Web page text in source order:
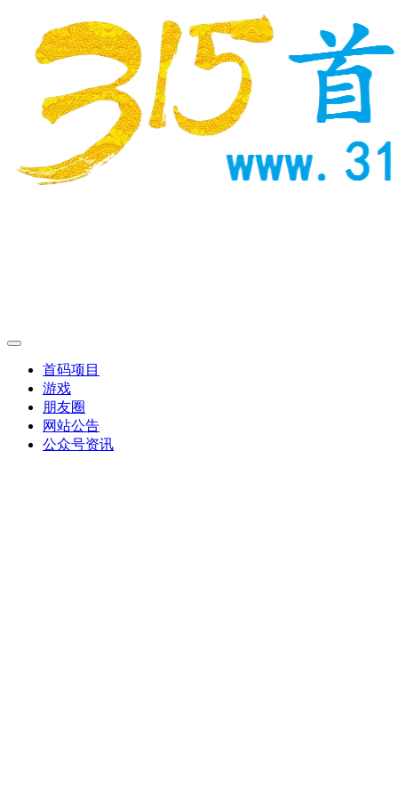
首码项目
游戏
朋友圈
网站公告
公众号资讯